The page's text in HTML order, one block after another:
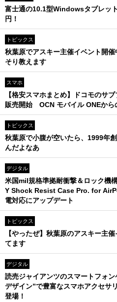
富士通の10.1型Windowsタブレッ
円！
トピックス
秋葉原でアスキー主催イベント開
そり教えます
スマホ
【格安スマホまとめ】ドコモのサ
販売開始 OCN モバイル ONEから
トピックス
秋葉原で小腹が空いたら、1999年
んだよなあ
デジタル
米国mil規格準拠耐衝撃＆ロック機
Y Shock Resist Case Pro. for
電対応にアップデート
トピックス
【やったぜ】秋葉原のアスキー主
てます
デジタル
読売ジャイアンツのスマートフォ
デザイン”で豊富なスマホアクセサ
登場！